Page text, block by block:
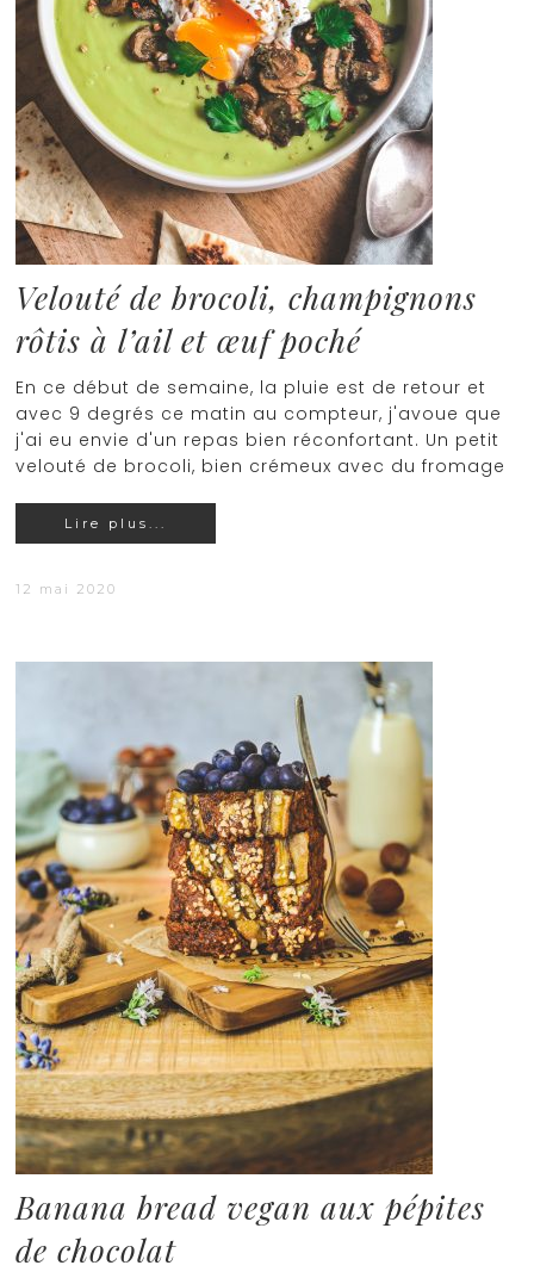
Velouté de brocoli, champignons
rôtis à l’ail et œuf poché
En ce début de semaine, la pluie est de retour et
avec 9 degrés ce matin au compteur, j'avoue que
j'ai eu envie d'un repas bien réconfortant. Un petit
velouté de brocoli, bien crémeux avec du fromage
Lire plus...
12 mai 2020
Banana bread vegan aux pépites
de chocolat